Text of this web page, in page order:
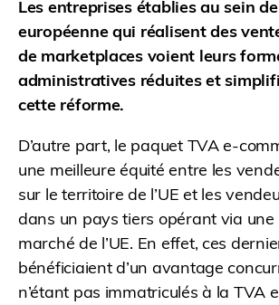
Les entreprises établies au sein
européenne qui réalisent des
de marketplaces voient leurs
administratives réduites et
cette réforme.
D’autre part, le paquet TVA e-
une meilleure équité entre les
sur le territoire de l’UE et les
dans un pays tiers opérant via une
marché de l’UE. En effet, ces
bénéficiaient d’un avantage
n’étant pas immatriculés à la TVA